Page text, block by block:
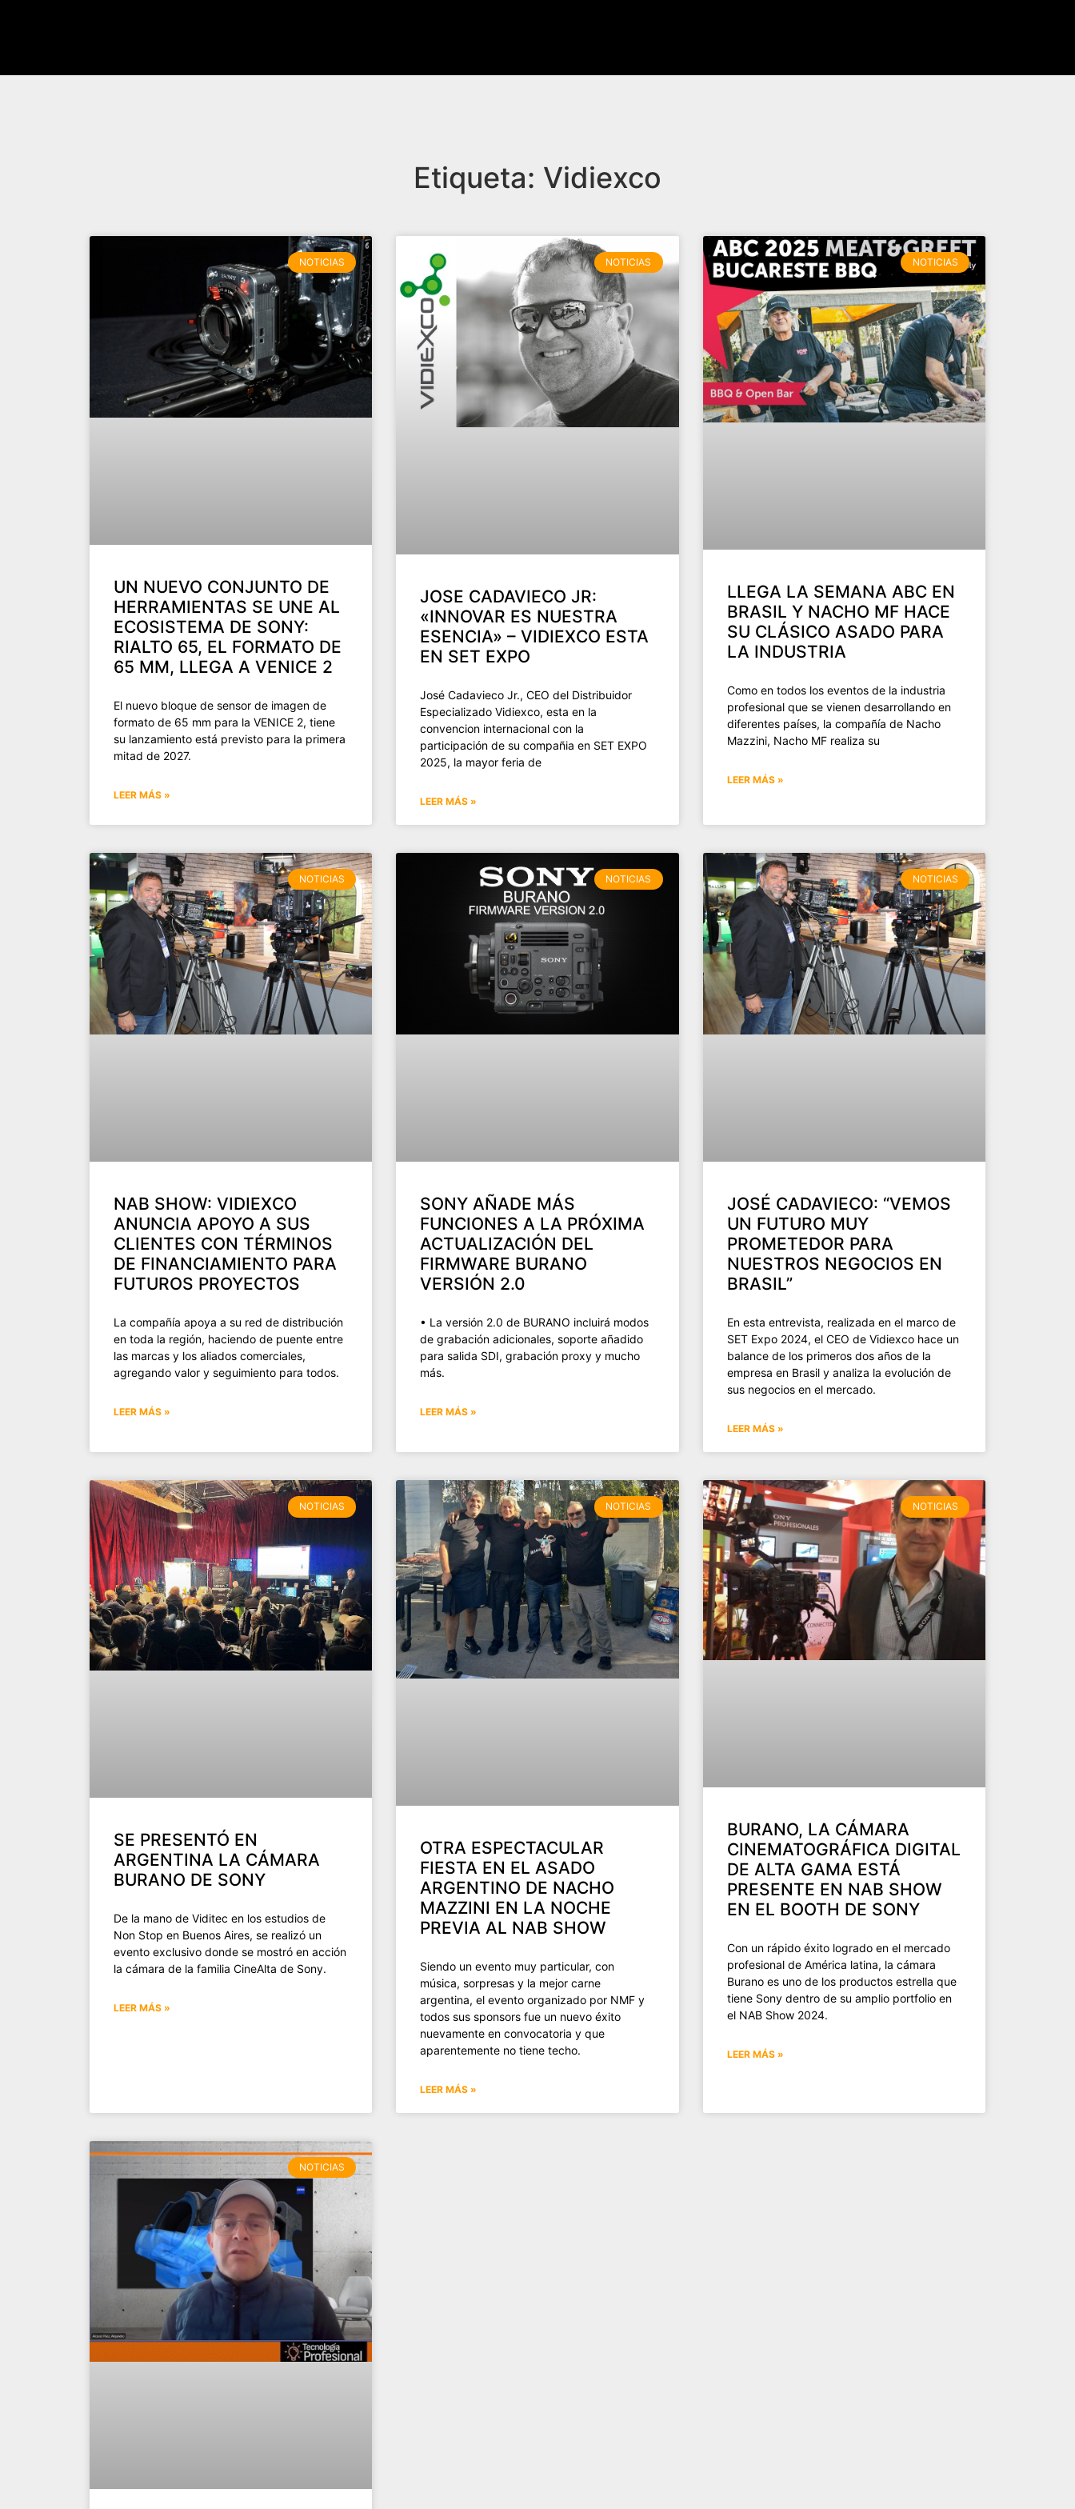
Etiqueta: Vidiexco
NOTICIAS
UN NUEVO CONJUNTO DE
HERRAMIENTAS SE UNE AL
ECOSISTEMA DE SONY:
RIALTO 65, EL FORMATO DE
65 MM, LLEGA A VENICE 2
El nuevo bloque de sensor de imagen de
formato de 65 mm para la VENICE 2, tiene
su lanzamiento está previsto para la primera
mitad de 2027.
LEER MÁS »
NOTICIAS
JOSE CADAVIECO JR:
«INNOVAR ES NUESTRA
ESENCIA» – VIDIEXCO ESTA
EN SET EXPO
José Cadavieco Jr., CEO del Distribuidor
Especializado Vidiexco, esta en la
convencion internacional con la
participación de su compañia en SET EXPO
2025, la mayor feria de
LEER MÁS »
NOTICIAS
LLEGA LA SEMANA ABC EN
BRASIL Y NACHO MF HACE
SU CLÁSICO ASADO PARA
LA INDUSTRIA
Como en todos los eventos de la industria
profesional que se vienen desarrollando en
diferentes países, la compañía de Nacho
Mazzini, Nacho MF realiza su
LEER MÁS »
NOTICIAS
NAB SHOW: VIDIEXCO
ANUNCIA APOYO A SUS
CLIENTES CON TÉRMINOS
DE FINANCIAMIENTO PARA
FUTUROS PROYECTOS
La compañía apoya a su red de distribución
en toda la región, haciendo de puente entre
las marcas y los aliados comerciales,
agregando valor y seguimiento para todos.
LEER MÁS »
NOTICIAS
SONY AÑADE MÁS
FUNCIONES A LA PRÓXIMA
ACTUALIZACIÓN DEL
FIRMWARE BURANO
VERSIÓN 2.0
• La versión 2.0 de BURANO incluirá modos
de grabación adicionales, soporte añadido
para salida SDI, grabación proxy y mucho
más.
LEER MÁS »
NOTICIAS
JOSÉ CADAVIECO: “VEMOS
UN FUTURO MUY
PROMETEDOR PARA
NUESTROS NEGOCIOS EN
BRASIL”
En esta entrevista, realizada en el marco de
SET Expo 2024, el CEO de Vidiexco hace un
balance de los primeros dos años de la
empresa en Brasil y analiza la evolución de
sus negocios en el mercado.
LEER MÁS »
NOTICIAS
SE PRESENTÓ EN
ARGENTINA LA CÁMARA
BURANO DE SONY
De la mano de Viditec en los estudios de
Non Stop en Buenos Aires, se realizó un
evento exclusivo donde se mostró en acción
la cámara de la familia CineAlta de Sony.
LEER MÁS »
NOTICIAS
OTRA ESPECTACULAR
FIESTA EN EL ASADO
ARGENTINO DE NACHO
MAZZINI EN LA NOCHE
PREVIA AL NAB SHOW
Siendo un evento muy particular, con
música, sorpresas y la mejor carne
argentina, el evento organizado por NMF y
todos sus sponsors fue un nuevo éxito
nuevamente en convocatoria y que
aparentemente no tiene techo.
LEER MÁS »
NOTICIAS
BURANO, LA CÁMARA
CINEMATOGRÁFICA DIGITAL
DE ALTA GAMA ESTÁ
PRESENTE EN NAB SHOW
EN EL BOOTH DE SONY
Con un rápido éxito logrado en el mercado
profesional de América latina, la cámara
Burano es uno de los productos estrella que
tiene Sony dentro de su amplio portfolio en
el NAB Show 2024.
LEER MÁS »
NOTICIAS